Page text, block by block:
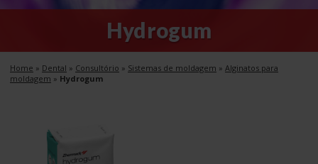
Hydrogum
Home » Dental » Consultório » Sistemas de moldagem » Alginatos para
moldagem » Hydrogum